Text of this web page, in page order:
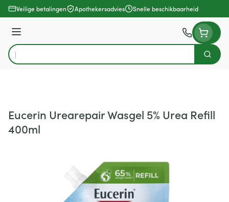
Ga naar de inhoud
Veilige betalingen Apothekersadvies Snelle beschikbaarheid
Menu
Product, merk, categorie...
Zoek
Eucerin Urearepair Wasgel 5% Urea Refill
400ml